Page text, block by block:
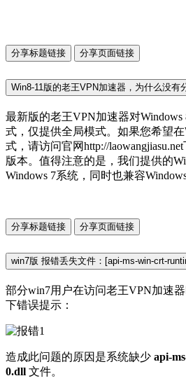
分享标题链接 分享页面链接
Win8-11版的老王VPN加速器，为什么没有
最新版的老王VPN加速器对
式，仅提供全局模式。如果您希望
式，请访问官网http://
版本。值得注意的是，我们提供的
Windows 7系统，同时也兼容
分享标题链接 分享页面链接
win7版 报错丢失文件：[api-ms-win-crt-
部分win7用户在访问老王VPN加速
下错误提示：
造成此问题的原因是系统缺少 api-
0.dll 文件。